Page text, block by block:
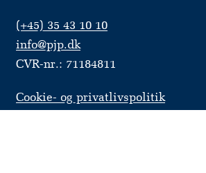
(+45) 35 43 10 10
info@pjp.dk
CVR-nr.: 71184811
Cookie- og privatlivspolitik